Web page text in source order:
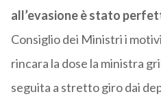
all’evasione è stato
Consiglio dei Ministri i
rincara la dose la ministra
seguita a stretto giro dai